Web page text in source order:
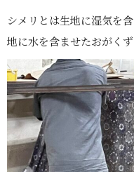
シメリとは生地に湿気を
地に水を含ませたおがく